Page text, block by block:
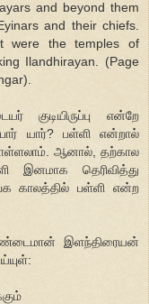
and beyond them
and their chiefs.
were the temples of
Ilandhirayan. (Page
என்றே
யார்? பள்ளி என்றால்
ஆனால், தற்கால
தெரிவித்து
காலத்தில் பள்ளி என்ற
இளந்திரையன்